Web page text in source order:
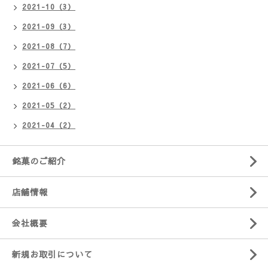
2021-10（3）
2021-09（3）
2021-08（7）
2021-07（5）
2021-06（6）
2021-05（2）
2021-04（2）
銘菓のご紹介
店舗情報
会社概要
新規お取引について